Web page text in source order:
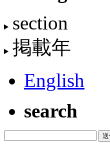
section
掲載年
English
search